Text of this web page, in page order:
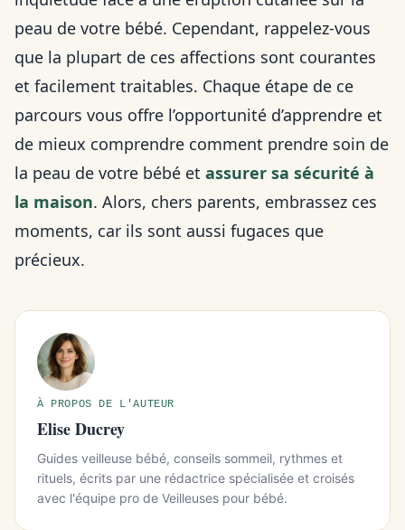
peau de votre bébé. Cependant, rappelez-vous
que la plupart de ces affections sont courantes
et facilement traitables. Chaque étape de ce
parcours vous offre l’opportunité d’apprendre et
de mieux comprendre comment prendre soin de
la peau de votre bébé et assurer sa sécurité à
la maison. Alors, chers parents, embrassez ces
moments, car ils sont aussi fugaces que
précieux.
À PROPOS DE L'AUTEUR
Elise Ducrey
Guides veilleuse bébé, conseils sommeil, rythmes et
rituels, écrits par une rédactrice spécialisée et croisés
avec l'équipe pro de Veilleuses pour bébé.